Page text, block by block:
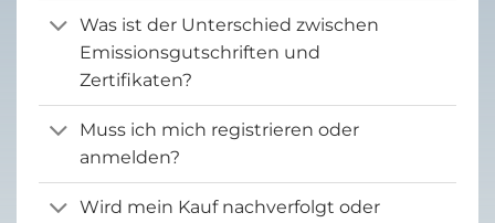
Was ist der Unterschied zwischen
Emissionsgutschriften und
Zertifikaten?
Muss ich mich registrieren oder
anmelden?
Wird mein Kauf nachverfolgt oder